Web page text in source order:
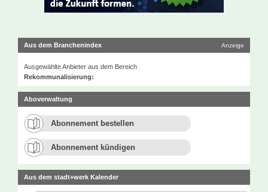
Aus dem Branchenindex Anzeige
Ausgewählte Anbieter aus dem Bereich
Rekommunalisierung:
Aboverwaltung
Abonnement bestellen
Abonnement kündigen
Aus dem stadt+werk Kalender